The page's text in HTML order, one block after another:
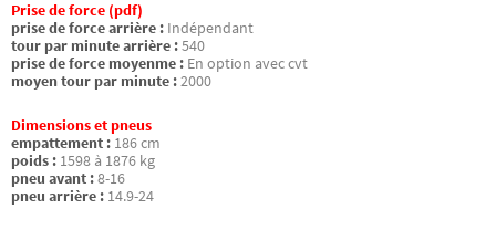
Prise de force (pdf)
prise de force arrière : Indépendant
tour par minute arrière :540
prise de force moyenme : En option avec cvt
moyen tour par minute :2000
Dimensions et pneus
empattement : 186 cm
poids : 1598 à 1876 kg
pneu avant :8-16
pneu arrière : 14.9-24